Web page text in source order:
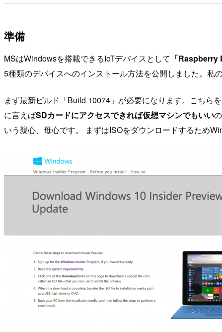
準備
MSはWindowsを搭載できるIoTデバイスとして 「
5種類のデバイスへのインストール方法を公開しました。私
まず最新ビルド「Build 10074」が必要になります。こちら
に言えばSDカードにアクセスできれば仮想マシンでもいい
いう親心、母心です。 まずはISOをダウンロードするため